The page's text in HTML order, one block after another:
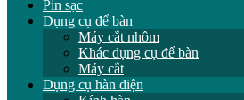
Pin sạc
Dụng cụ để bàn
Máy cắt nhôm
Khác dụng cụ để bàn
Máy cắt
Dụng cụ hàn điện